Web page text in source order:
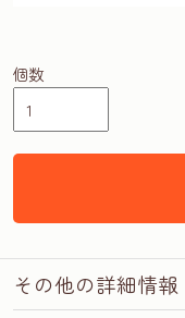
個数
その他の詳細情報